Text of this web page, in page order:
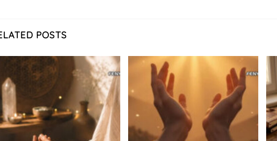
POSTS